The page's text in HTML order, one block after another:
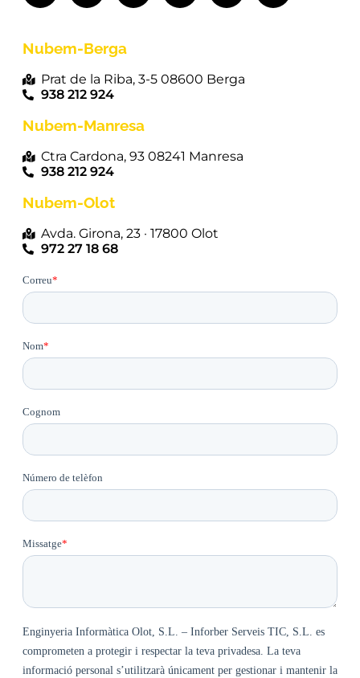
Nubem-Berga
Prat de la Riba, 3-5 08600 Berga
938 212 924
Nubem-Manresa
Ctra Cardona, 93 08241 Manresa
938 212 924
Nubem-Olot
Avda. Girona, 23 · 17800 Olot
972 27 18 68